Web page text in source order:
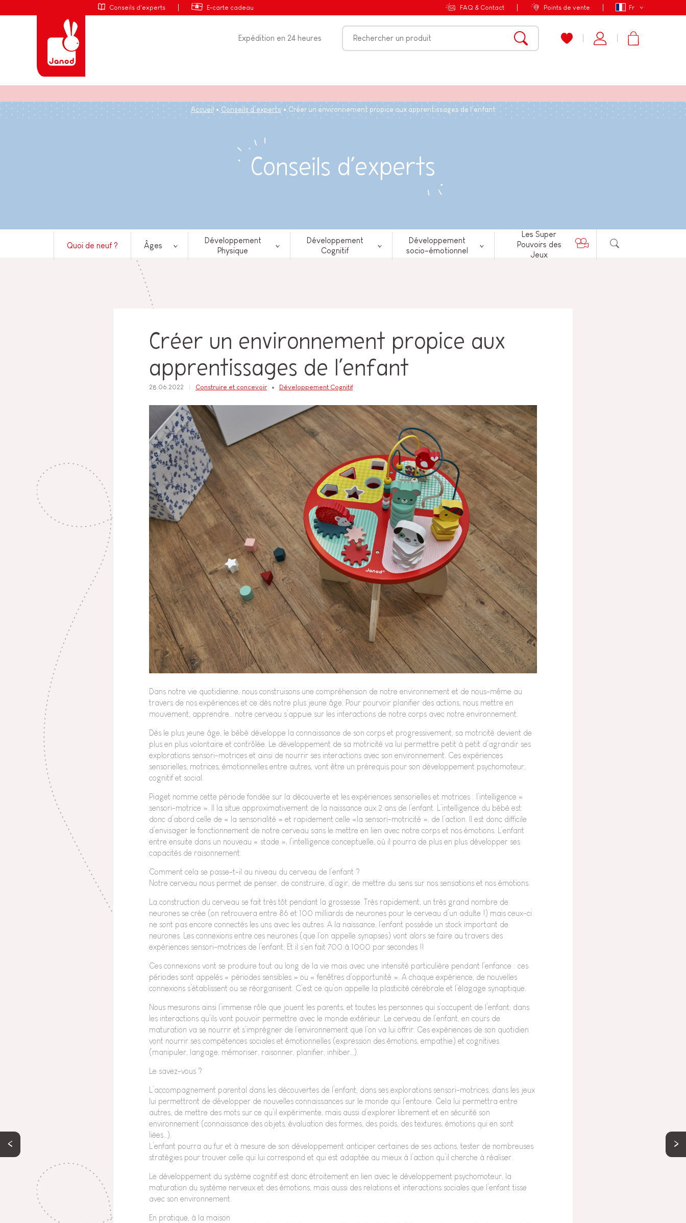
Fr
Conseils d'experts E-carte cadeau FAQ & Contact Points de vente
Expédition en 24 heures
Accueil Conseils d’experts Créer un environnement propice aux apprentissages de l’enfant
Conseils d’experts
Quoi de neuf ? Âges
Développement
Physique
Développement
Cognitif
Développement
socio-émotionnel
Les Super
Pouvoirs des
Jeux
Créer un environnement propice aux
apprentissages de l’enfant
28.06.2022 Construire et concevoir Développement Cognitif
Dans notre vie quotidienne, nous construisons une compréhension de notre environnement et de nous-même au
travers de nos expériences et ce dès notre plus jeune âge. Pour pourvoir planifier des actions, nous mettre en
mouvement, apprendre… notre cerveau s’appuie sur les interactions de notre corps avec notre environnement.
Dès le plus jeune âge, le bébé développe la connaissance de son corps et progressivement, sa motricité devient de
plus en plus volontaire et contrôlée. Le développement de sa motricité va lui permettre petit à petit d’agrandir ses
explorations sensori-motrices et ainsi de nourrir ses interactions avec son environnement. Ces expériences
sensorielles, motrices, émotionnelles entre autres, vont être un prérequis pour son développement psychomoteur,
cognitif et social.
Piaget nomme cette période fondée sur la découverte et les expériences sensorielles et motrices : l’intelligence «
sensori-motrice ». Il la situe approximativement de la naissance aux 2 ans de l’enfant. L’intelligence du bébé est
donc d’abord celle de « la sensorialité » et rapidement celle «la sensori-motricité », de l’action. Il est donc difficile
d’envisager le fonctionnement de notre cerveau sans le mettre en lien avec notre corps et nos émotions. L’enfant
entre ensuite dans un nouveau « stade », l’intelligence conceptuelle, où il pourra de plus en plus développer ses
capacités de raisonnement.
Comment cela se passe-t-il au niveau du cerveau de l’enfant ?
Notre cerveau nous permet de penser, de construire, d’agir, de mettre du sens sur nos sensations et nos émotions.
La construction du cerveau se fait très tôt pendant la grossesse. Très rapidement, un très grand nombre de
neurones se crée (on retrouvera entre 86 et 100 milliards de neurones pour le cerveau d’un adulte !) mais ceux-ci
ne sont pas encore connectés les uns avec les autres. A la naissance, l’enfant possède un stock important de
neurones. Les connexions entre ces neurones (que l’on appelle synapses) vont alors se faire au travers des
expériences sensori-motrices de l’enfant. Et il s’en fait 700 à 1000 par secondes !!
Ces connexions vont se produire tout au long de la vie mais avec une intensité particulière pendant l’enfance : ces
périodes sont appelés « périodes sensibles » ou « fenêtres d’opportunité ». A chaque expérience, de nouvelles
connexions s’établissent ou se réorganisent. C’est ce qu’on appelle la plasticité cérébrale et l’élagage synaptique.
Nous mesurons ainsi l’immense rôle que jouent les parents, et toutes les personnes qui s’occupent de l’enfant, dans
les interactions qu’ils vont pouvoir permettre avec le monde extérieur. Le cerveau de l’enfant, en cours de
maturation va se nourrir et s’imprégner de l’environnement que l’on va lui offrir. Ces expériences de son quotidien
vont nourrir ses compétences sociales et émotionnelles (expression des émotions, empathie) et cognitives
(manipuler, langage, mémoriser, raisonner, planifier, inhiber…).
Le savez-vous ?
L’accompagnement parental dans les découvertes de l’enfant, dans ses explorations sensori-motrices, dans les jeux
lui permettront de développer de nouvelles connaissances sur le monde qui l’entoure. Cela lui permettra entre
autres, de mettre des mots sur ce qu’il expérimente, mais aussi d’explorer librement et en sécurité son
environnement (connaissance des objets, évaluation des formes, des poids, des textures, émotions qui en sont
liées…).
L’enfant pourra au fur et à mesure de son développement anticiper certaines de ses actions, tester de nombreuses
stratégies pour trouver celle qui lui correspond et qui est adaptée au mieux à l’action qu’il cherche à réaliser.
Le développement du système cognitif est donc étroitement en lien avec le développement psychomoteur, la
maturation du système nerveux et des émotions, mais aussi des relations et interactions sociales que l’enfant tisse
avec son environnement.
En pratique, à la maison